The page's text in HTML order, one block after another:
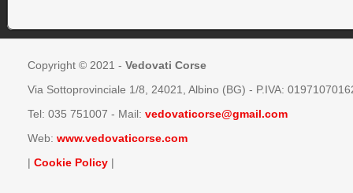
Copyright © 2021 - Vedovati Corse
Via Sottoprovinciale 1/8, 24021, Albino (BG) - P.IVA:
Tel: 035 751007 - Mail: vedovaticorse@gmail.com
Web: www.vedovaticorse.com
| Cookie Policy |